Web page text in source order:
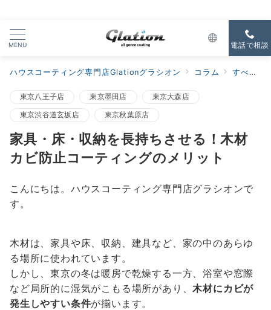
MENU 電話で相談
ハウスコーティング専門店Glationグラシオン コラム すべての新着
東京八王子店 東京墨田店 東京大森店
東京渋谷道玄坂店 東京秋葉原店
家具・床・収納を長持ちさせる！木材
カビ防止コーティングのメリット
こんにちは。ハウスコーティング専門店グラシオンで
す。
木材は、家具や床、収納、建具など、家の中のあらゆ
る場所に使われています。
しかし、東京の冬は暖房で乾燥する一方、浴室や窓際
など局所的に湿気がこもる場所があり、木材にカビが
発生しやすい条件が揃います。